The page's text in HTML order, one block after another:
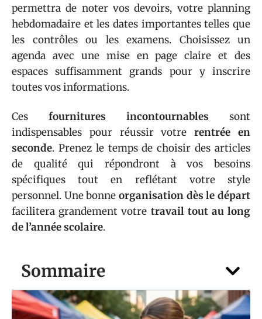
Sommaire
permettra de noter vos devoirs, votre planning
hebdomadaire et les dates importantes telles que
les contrôles ou les examens. Choisissez un
agenda avec une mise en page claire et des
espaces suffisamment grands pour y inscrire
toutes vos informations.
Ces fournitures incontournables sont
indispensables pour réussir votrerentrée en
seconde. Prenez le temps de choisir des articles
de qualité qui répondront à vos besoins
spécifiques tout en reflétant votre style
personnel. Une bonne organisation dès le départ
facilitera grandement votre travail tout au long
de l’année scolaire.